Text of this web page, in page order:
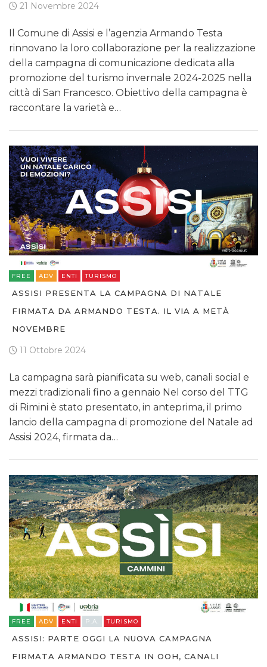
21 Novembre 2024
Il Comune di Assisi e l’agenzia Armando Testa
rinnovano la loro collaborazione per la realizzazione
della campagna di comunicazione dedicata alla
promozione del turismo invernale 2024-2025 nella
città di San Francesco. Obiettivo della campagna è
raccontare la varietà e…
FREE ADV ENTI TURISMO
ASSISI PRESENTA LA CAMPAGNA DI NATALE
FIRMATA DA ARMANDO TESTA. IL VIA A METÀ
NOVEMBRE
11 Ottobre 2024
La campagna sarà pianificata su web, canali social e
mezzi tradizionali fino a gennaio Nel corso del TTG
di Rimini è stato presentato, in anteprima, il primo
lancio della campagna di promozione del Natale ad
Assisi 2024, firmata da…
FREE ADV ENTI P.A. TURISMO
ASSISI: PARTE OGGI LA NUOVA CAMPAGNA
FIRMATA ARMANDO TESTA IN OOH, CANALI